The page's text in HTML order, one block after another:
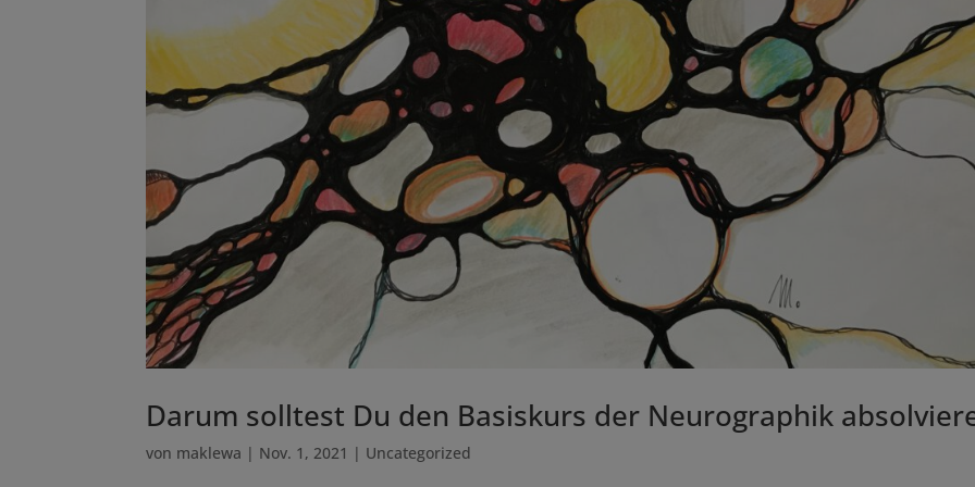
Darum solltest Du den Basiskurs der Neurographik
von maklewa | Nov. 1, 2021 | Uncategorized